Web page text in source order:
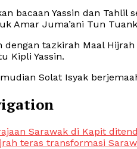
bacaan Yassin dan Tahlil
Amar Juma’ani Tun
dengan tazkirah Maal
Kipli Yassin.
Solat Isyak
Sarawak di Kapit
teras transformasi